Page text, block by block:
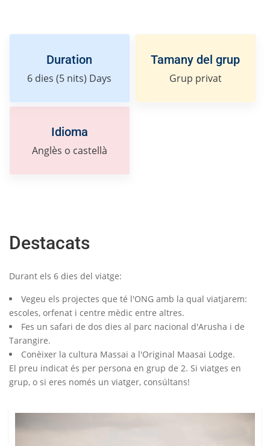
Duration
6 dies (5 nits) Days
Tamany del grup
Grup privat
Idioma
Anglès o castellà
Destacats
Durant els 6 dies del viatge:
Vegeu els projectes que té l'ONG amb la qual viatjarem:
escoles, orfenat i centre mèdic entre altres.
Fes un safari de dos dies al parc nacional d'Arusha i de
Tarangire.
Conèixer la cultura Massai a l'Original Maasai Lodge.
El preu indicat és per persona en grup de 2. Si viatges en
grup, o si eres només un viatger, consúltans!